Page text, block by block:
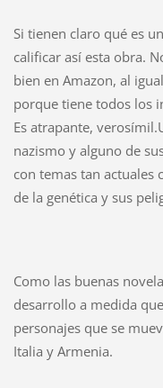
Si tienen claro qué es
calificar así esta obra.
bien en Amazon, al
porque tiene todos los
Es atrapante,
nazismo y alguno de
con temas tan actuales
de la genética y sus
Como las buenas
desarrollo a medida
personajes que se
Italia y Armenia.